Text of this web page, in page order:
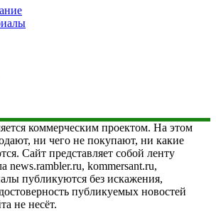
коммерческим проектом. На этом
ни чего не покупают, ни какие
Сайт представляет собой ленту
news.rambler.ru, kommersant.ru,
публикуются без искажения,
публикуемых новостей
не несёт.